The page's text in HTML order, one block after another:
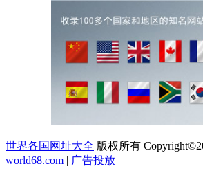
世界各国网址大全 版权所有
world68.com | 广告投放